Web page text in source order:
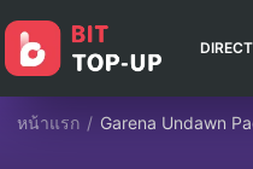
หน้าแรก / Garena Undawn